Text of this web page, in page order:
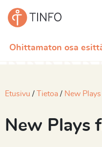
Ohittamaton osa
Etusivu Tietoa New
New Plays